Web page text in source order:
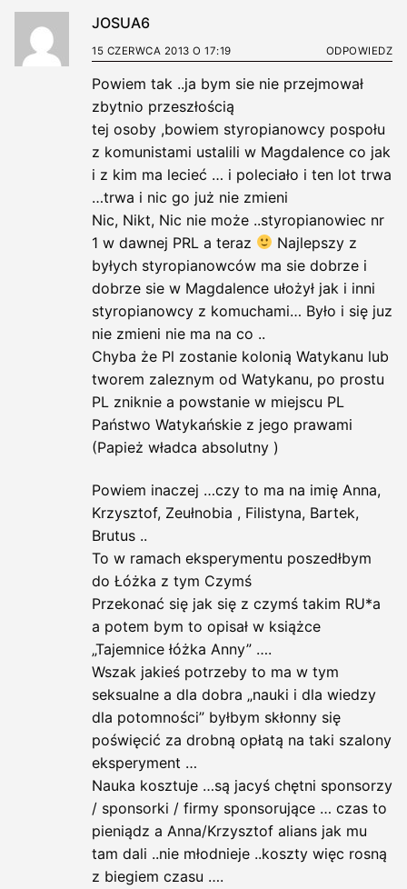
JOSUA6
15 CZERWCA 2013 O 17:19 ODPOWIEDZ
Powiem tak ..ja bym sie nie przejmował
zbytnio przeszłością
tej osoby ,bowiem styropianowcy pospołu
z komunistami ustalili w Magdalence co jak
i z kim ma lecieć … i poleciało i ten lot trwa
…trwa i nic go już nie zmieni
Nic, Nikt, Nic nie może ..styropianowiec nr
1 w dawnej PRL a teraz
Najlepszy z
byłych styropianowców ma sie dobrze i
dobrze sie w Magdalence ułożył jak i inni
styropianowcy z komuchami… Było i się juz
nie zmieni nie ma na co ..
Chyba że Pl zostanie kolonią Watykanu lub
tworem zaleznym od Watykanu, po prostu
PL zniknie a powstanie w miejscu PL
Państwo Watykańskie z jego prawami
(Papież władca absolutny )
Powiem inaczej …czy to ma na imię Anna,
Krzysztof, Zeułnobia , Filistyna, Bartek,
Brutus ..
To w ramach eksperymentu poszedłbym
do Łóżka z tym Czymś
Przekonać się jak się z czymś takim RU*a
a potem bym to opisał w książce
„Tajemnice łóżka Anny” ….
Wszak jakieś potrzeby to ma w tym
seksualne a dla dobra „nauki i dla wiedzy
dla potomności” byłbym skłonny się
poświęcić za drobną opłatą na taki szalony
eksperyment …
Nauka kosztuje …są jacyś chętni sponsorzy
/ sponsorki / firmy sponsorujące … czas to
pieniądz a Anna/Krzysztof alians jak mu
tam dali ..nie młodnieje ..koszty więc rosną
z biegiem czasu ….